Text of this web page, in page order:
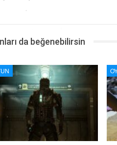
da beğenebilirsin